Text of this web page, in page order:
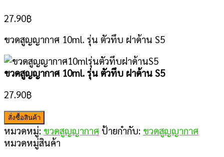
27.90฿
ขวดสูญญากาศ 10ml. รุ่น ตัวทึบ ฝาด้าน S5
ขวดสูญญากาศ 10ml. รุ่น ตัวทึบ ฝาด้าน S5
27.90฿
สั่งซื้อสินค้า
หมวดหมู่: ขวดสูญญากาศ ป้ายกำกับ: ขวดสูญญากาศ
หมวดหมู่สินค้า